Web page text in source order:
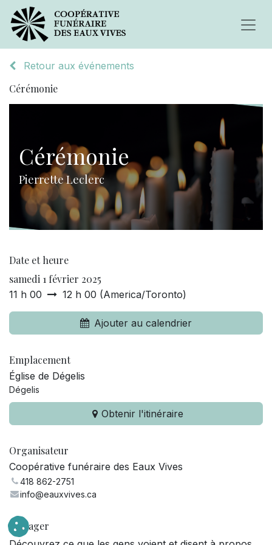
Retour aux événements
Cérémonie
Cérémonie
Pierrette Leclerc
Date et heure
samedi 1 février 2025
11 h 00 12 h 00 (America/Toronto)
Ajouter au calendrier
Emplacement
Église de Dégelis
Dégelis
Obtenir l'itinéraire
Organisateur
Coopérative funéraire des Eaux Vives
418 862-2751
info@eauxvives.ca
Partager